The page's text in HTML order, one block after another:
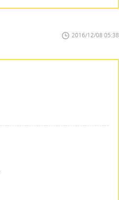
2016/12/08 05:38